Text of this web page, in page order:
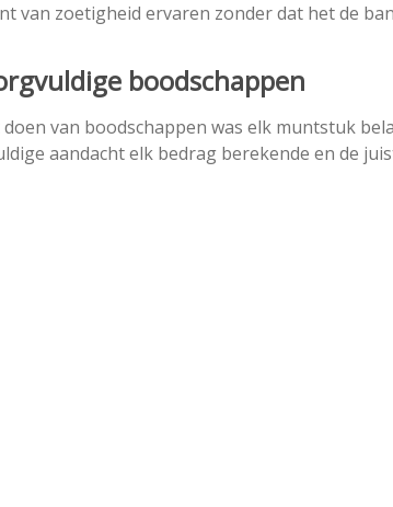
van zoetigheid ervaren zonder dat het de
boodschappen
van boodschappen was elk muntstuk
aandacht elk bedrag berekende en de